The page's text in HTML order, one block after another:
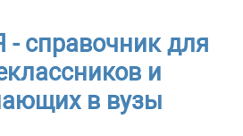
справочник для
и
в вузы